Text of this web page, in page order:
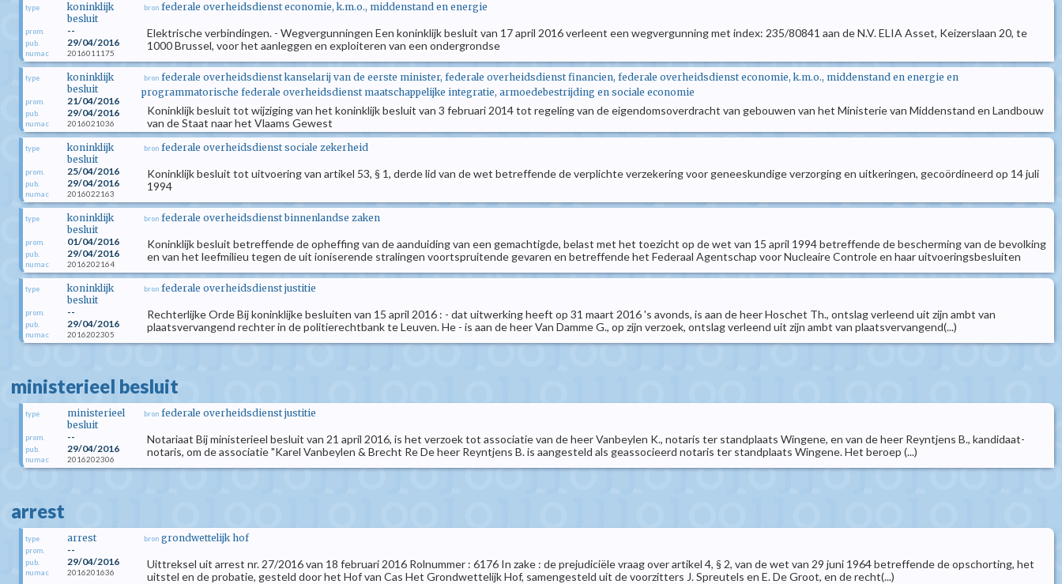
type
koninklijk
besluit
prom. --
pub. 29/04/2016
numac 2016011175
bron federale overheidsdienst economie, k.m.o., middenstand en energie
Elektrische verbindingen. - Wegvergunningen Een koninklijk besluit van 17 april 2016 verleent een wegvergunning met index: 235/80841 aan de N.V. ELIA Asset, Keizerslaan 20, te
1000 Brussel, voor het aanleggen en exploiteren van een ondergrondse
type
koninklijk
besluit
prom. 21/04/2016
pub. 29/04/2016
numac 2016021036
bron federale overheidsdienst kanselarij van de eerste minister, federale overheidsdienst financien, federale overheidsdienst economie, k.m.o., middenstand en energie en
programmatorische federale overheidsdienst maatschappelijke integratie, armoedebestrijding en sociale economie
Koninklijk besluit tot wijziging van het koninklijk besluit van 3 februari 2014 tot regeling van de eigendomsoverdracht van gebouwen van het Ministerie van Middenstand en Landbouw
van de Staat naar het Vlaams Gewest
type
koninklijk
besluit
prom. 25/04/2016
pub. 29/04/2016
numac 2016022163
bron federale overheidsdienst sociale zekerheid
Koninklijk besluit tot uitvoering van artikel 53, § 1, derde lid van de wet betreffende de verplichte verzekering voor geneeskundige verzorging en uitkeringen, gecoördineerd op 14 juli
1994
type
koninklijk
besluit
prom. 01/04/2016
pub. 29/04/2016
numac 2016202164
bron federale overheidsdienst binnenlandse zaken
Koninklijk besluit betreffende de opheffing van de aanduiding van een gemachtigde, belast met het toezicht op de wet van 15 april 1994 betreffende de bescherming van de bevolking
en van het leefmilieu tegen de uit ioniserende stralingen voortspruitende gevaren en betreffende het Federaal Agentschap voor Nucleaire Controle en haar uitvoeringsbesluiten
type
koninklijk
besluit
prom. --
pub. 29/04/2016
numac 2016202305
bron federale overheidsdienst justitie
Rechterlijke Orde Bij koninklijke besluiten van 15 april 2016 : - dat uitwerking heeft op 31 maart 2016 's avonds, is aan de heer Hoschet Th., ontslag verleend uit zijn ambt van
plaatsvervangend rechter in de politierechtbank te Leuven. He - is aan de heer Van Damme G., op zijn verzoek, ontslag verleend uit zijn ambt van plaatsvervangend(...)
ministerieel besluit
type
ministerieel
besluit
prom. --
pub. 29/04/2016
numac 2016202306
bron federale overheidsdienst justitie
Notariaat Bij ministerieel besluit van 21 april 2016, is het verzoek tot associatie van de heer Vanbeylen K., notaris ter standplaats Wingene, en van de heer Reyntjens B., kandidaat-
notaris, om de associatie "Karel Vanbeylen & Brecht Re De heer Reyntjens B. is aangesteld als geassocieerd notaris ter standplaats Wingene. Het beroep (...)
arrest
type arrest
prom. --
pub. 29/04/2016
numac 2016201636
bron grondwettelijk hof
Uittreksel uit arrest nr. 27/2016 van 18 februari 2016 Rolnummer : 6176 In zake : de prejudiciële vraag over artikel 4, § 2, van de wet van 29 juni 1964 betreffende de opschorting, het
uitstel en de probatie, gesteld door het Hof van Cas Het Grondwettelijk Hof, samengesteld uit de voorzitters J. Spreutels en E. De Groot, en de recht(...)